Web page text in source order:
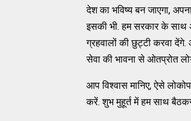
देश का भविष्य बन जाएगा,
इसकी भी. हम सरकार के साथ
ग्रहवालों की छुट्टी करवा
सेवा की भावना से ओतप्रोत
आप विश्वास मानिए, ऐसे
करें. शुभ मुहूर्त में हम साथ